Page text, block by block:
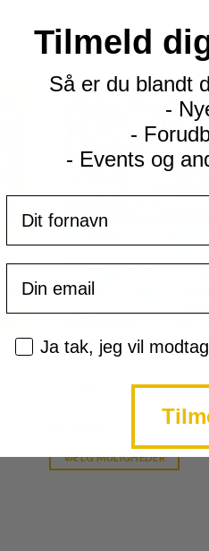
Team Rocket
Dark Blastoise - 20/82
kr. 39,95.
VÆLG MULIGHEDER
Tilmeld
Så er du blandt
-
-
- Events og
Samtykke
Ja tak, jeg vil